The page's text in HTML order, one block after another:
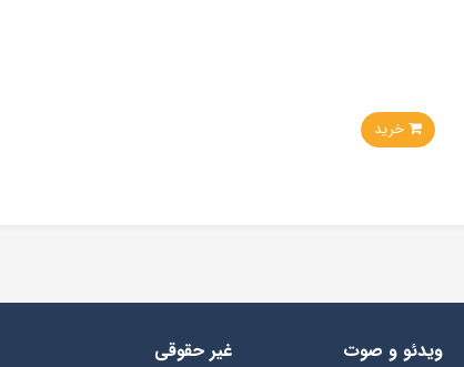
خرید
ویدئو و صوت غیر حقوقی